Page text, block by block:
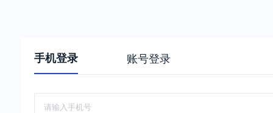
手机登录 账号登录